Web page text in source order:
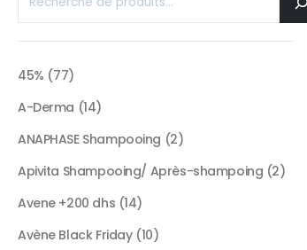
45% 77
A-Derma 14
ANAPHASE Shampooing 2
Apivita Shampooing/ Après-shampoing 2
Avene +200 dhs 14
Avène Black Friday 10